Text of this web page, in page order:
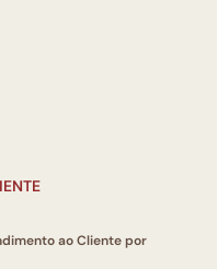
ao Cliente por